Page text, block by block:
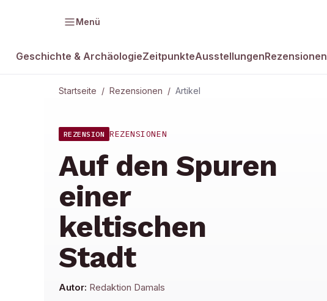
Menü
Geschichte & ArchäologieZeitpunkteAusstellungenRezensionen
Startseite / Rezensionen / Artikel
REZENSION REZENSIONEN
Auf den Spuren
einer
keltischen
Stadt
Autor: Redaktion Damals